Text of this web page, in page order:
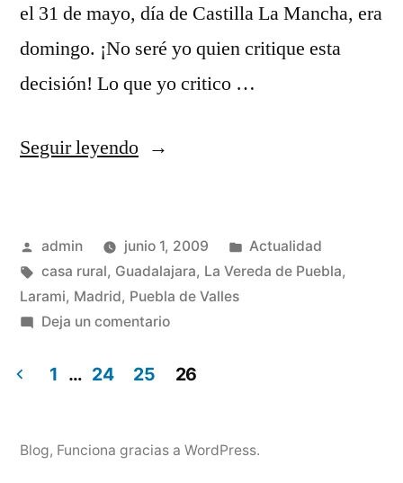
el 31 de mayo, día de Castilla La Mancha, era
domingo. ¡No seré yo quien critique esta
decisión! Lo que yo critico …
Seguir leyendo«Un
raro»
Publicado
por
admin junio 1, 2009
Publicado
en
Actualidad
Etiquetas:
casa rural, Guadalajara, La Vereda de Puebla,
Larami, Madrid, Puebla de Valles
Deja un comentarioen
día
de
1 … 24 25 26
Blog, Funciona gracias a WordPress.